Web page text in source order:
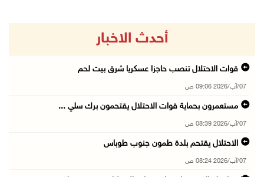
أحدث الاخبار
قوات الاحتلال تنصب حاجزا عسكريا شرق بيت لحم
07/آب/2026 09:06 ص
مستعمرون بحماية قوات الاحتلال يقتحمون برك سلي ...
07/آب/2026 08:39 ص
الاحتلال يقتحم بلدة طمون جنوب طوباس
07/آب/2026 08:24 ص